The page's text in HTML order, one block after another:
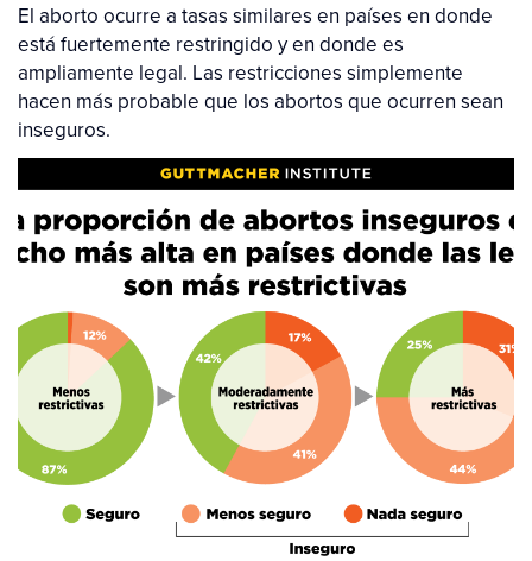
El aborto ocurre a tasas similares en países en donde
está fuertemente restringido y en donde es
ampliamente legal. Las restricciones simplemente
hacen más probable que los abortos que ocurren sean
inseguros.